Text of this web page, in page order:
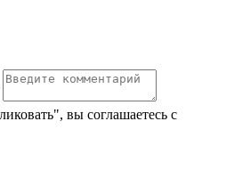
вы соглашаетесь с